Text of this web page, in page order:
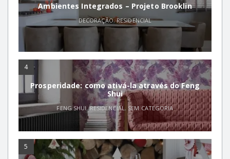
Ambientes Integrados – Projeto Brooklin
DECORAÇÃO,RESIDENCIAL
4
Prosperidade: como ativá-la através do Feng
Shui
FENG SHUI,RESIDENCIAL ,SEM CATEGORIA
5